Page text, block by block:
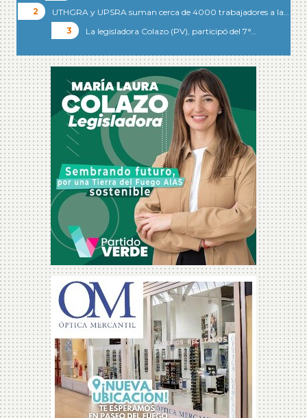
UTHGRA y UPSRA suman cerca de 4000 trabajadores a la…
La legisladora Colazo (PV), participó del 7°…